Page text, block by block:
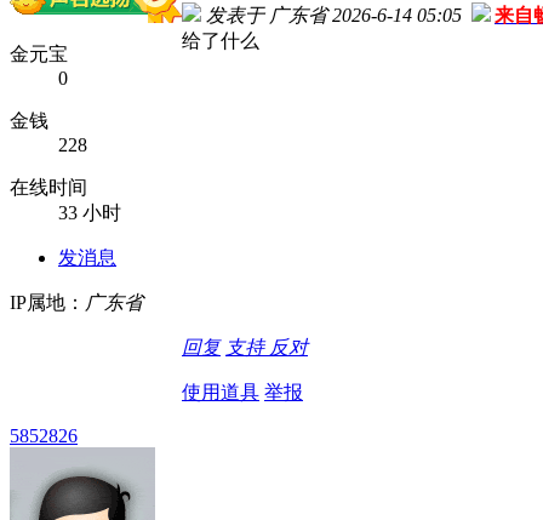
金元宝
0
金钱
228
在线时间
33 小时
发消息
IP属地： 广东省
发表于 广东省 2026-6-14 05:05
来自
给了什么
回复 支持 反对
使用道具 举报
5852826